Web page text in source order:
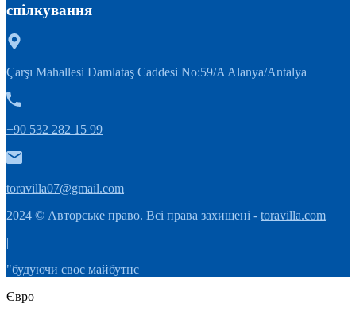
спілкування
Çarşı Mahallesi Damlataş Caddesi No:59/A Alanya/Antalya
+90 532 282 15 99
toravilla07@gmail.com
2024 © Авторське право. Всі права захищені - toravilla.com
"будуючи своє майбутнє
Євро